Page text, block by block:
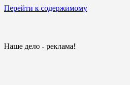
Перейти к содержимому
Наше дело - реклама!